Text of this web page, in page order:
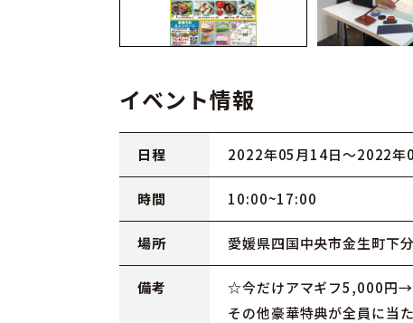
イベント情報
日程 2022年05月14日〜2022年
時間 10:00~17:00
場所 愛媛県四国中央市金生町下
備考
☆今だけアマギフ5,000円
その他豪華特典が全員に当